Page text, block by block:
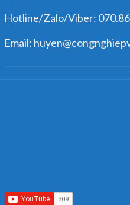
Hotline/Zalo/Viber:
Email: